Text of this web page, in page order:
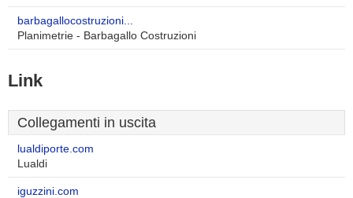
barbagallocostruzioni...
Planimetrie - Barbagallo Costruzioni
Link
Collegamenti in uscita
lualdiporte.com
Lualdi
iguzzini.com